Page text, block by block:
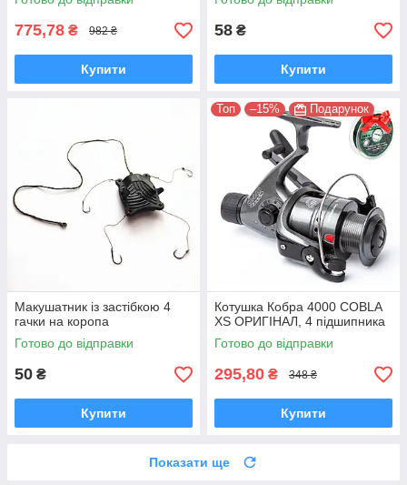
775,78 ₴ 982 ₴
Купити
58 ₴
Купити
Макушатник із застібкою 4
гачки на коропа
Готово до відправки
50 ₴
Купити
Топ –15% Подарунок
Котушка Кобра 4000 COBLA
XS ОРИГІНАЛ, 4 підшипника
Готово до відправки
295,80 ₴ 348 ₴
Купити
Показати ще